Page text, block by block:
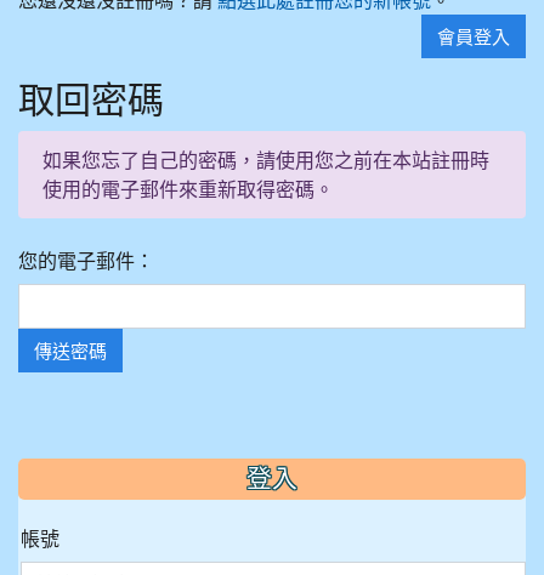
會員登入
取回密碼
如果您忘了自己的密碼，請使用您之前在本站註冊時
使用的電子郵件來重新取得密碼。
您的電子郵件：
傳送密碼
::: 登入
帳號